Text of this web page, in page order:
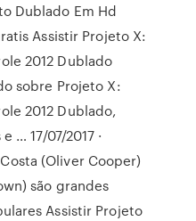
Dublado Em Hd
Assistir Projeto X:
2012 Dublado
sobre Projeto X:
2012 Dublado,
… 17/07/2017 ·
(Oliver Cooper)
são grandes
Assistir Projeto